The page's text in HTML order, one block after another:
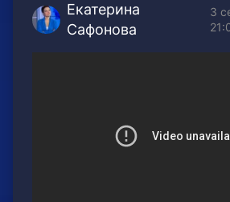
Екатерина
Сафонова
3